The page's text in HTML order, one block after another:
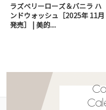
ラズベリーローズ＆バニラ ハ
ンドウォッシュ［2025年 11月
発売］ | 美的....